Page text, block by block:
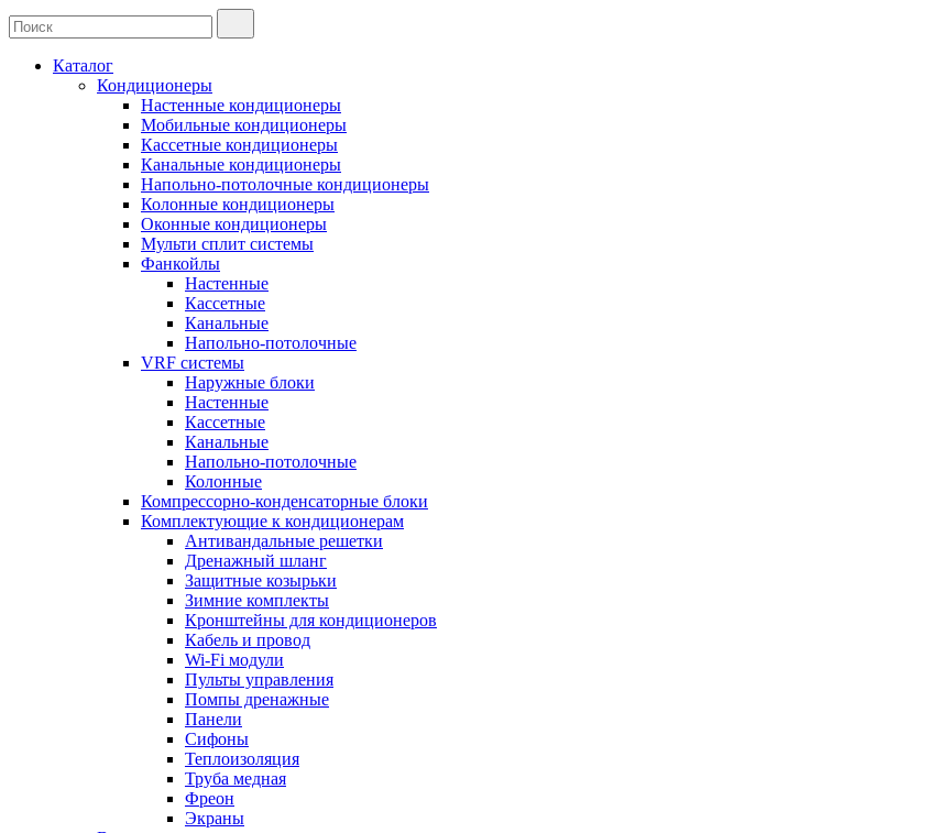
Каталог
Кондиционеры
Настенные кондиционеры
Мобильные кондиционеры
Кассетные кондиционеры
Канальные кондиционеры
Напольно-потолочные кондиционеры
Колонные кондиционеры
Оконные кондиционеры
Мульти сплит системы
Фанкойлы
Настенные
Кассетные
Канальные
Напольно-потолочные
VRF системы
Наружные блоки
Настенные
Кассетные
Канальные
Напольно-потолочные
Колонные
Компрессорно-конденсаторные блоки
Комплектующие к кондиционерам
Антивандальные решетки
Дренажный шланг
Защитные козырьки
Зимние комплекты
Кронштейны для кондиционеров
Кабель и провод
Wi-Fi модули
Пульты управления
Помпы дренажные
Панели
Сифоны
Теплоизоляция
Труба медная
Фреон
Экраны